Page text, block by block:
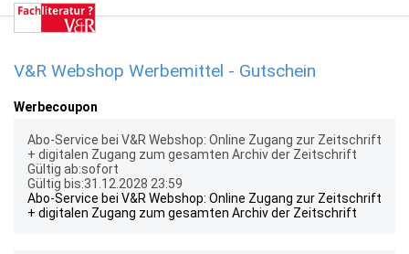
V&R Webshop Werbemittel - Gutschein
Werbecoupon
Abo-Service bei V&R Webshop: Online Zugang zur Zeitschrift
+ digitalen Zugang zum gesamten Archiv der Zeitschrift
Gültig ab:sofort
Gültig bis:31.12.2028 23:59
Abo-Service bei V&R Webshop: Online Zugang zur Zeitschrift
+ digitalen Zugang zum gesamten Archiv der Zeitschrift